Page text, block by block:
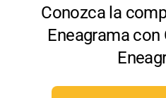
Conozca la
Eneagrama